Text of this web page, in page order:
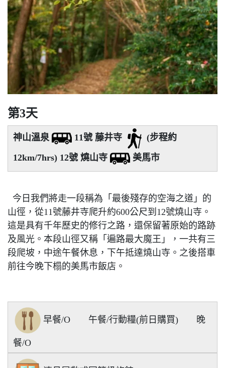
第3天
神山溫泉 11號 藤井寺
(步程約
12km/7hrs) 12號 燒山寺
美馬市
今日我們將走一段稱為「最後殘存的空海之道」的
山徑，從11號藤井寺爬升約600公尺到12號燒山寺。
這是具有千年歷史的修行之路，還保留著原始的路跡
及風光。本段山徑又稱「遍路最大魔王」，一共有三
段爬坡，中途午餐休息，下午抵達燒山寺。之後搭車
前往今晚下榻的美馬市飯店。
早餐/O 午餐/行動糧(前日購買) 晚
餐/O